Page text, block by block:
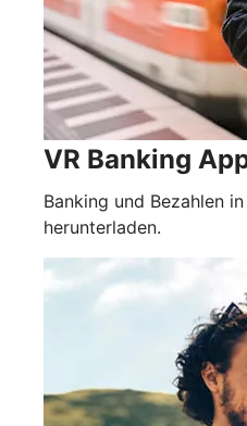
VR Banking
Banking und Bezahlen
herunterladen.